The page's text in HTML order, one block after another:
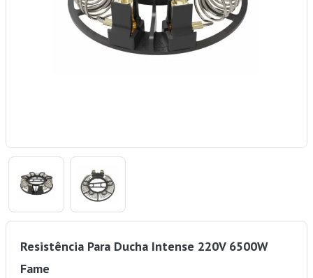
Resistência Para Ducha Intense 220V 6500W
Fame